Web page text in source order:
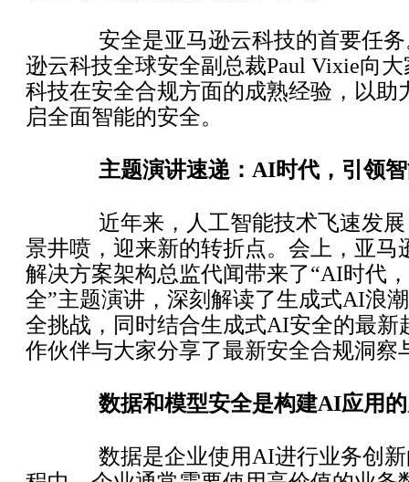
安全是亚马逊云科技的首要任务
逊云科技全球安全副总裁Paul Vixie向
科技在安全合规方面的成熟经验，以助
启全面智能的安全。
主题演讲速递：AI时代，引领
近年来，人工智能技术飞速发展
景井喷，迎来新的转折点。会上，亚马
解决方案架构总监代闻带来了“AI时代
全”主题演讲，深刻解读了生成式AI浪
全挑战，同时结合生成式AI安全的最新
作伙伴与大家分享了最新安全合规洞察
数据和模型安全是构建AI应用
数据是企业使用AI进行业务创新